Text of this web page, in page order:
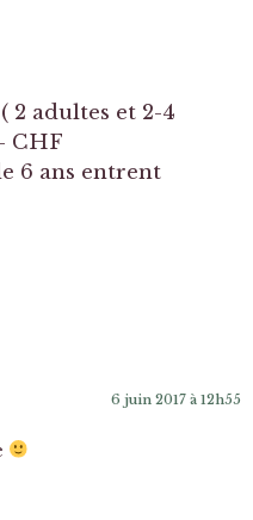
2 adultes et 2-4
CHF
6 ans entrent
6 juin 2017 à 12h55